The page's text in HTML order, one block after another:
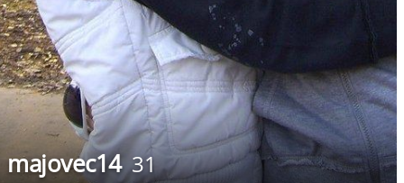
majovec14 31